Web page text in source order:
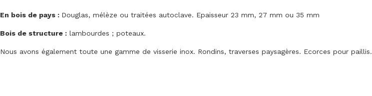
En bois de pays : Douglas, mélèze ou traitées autoclave. Epaisseur 23 mm, 27 mm ou 35 mm
Bois de structure : lambourdes ; poteaux.
Nous avons également toute une gamme de visserie inox. Rondins, traverses paysagères. Ecorces pour paillis.